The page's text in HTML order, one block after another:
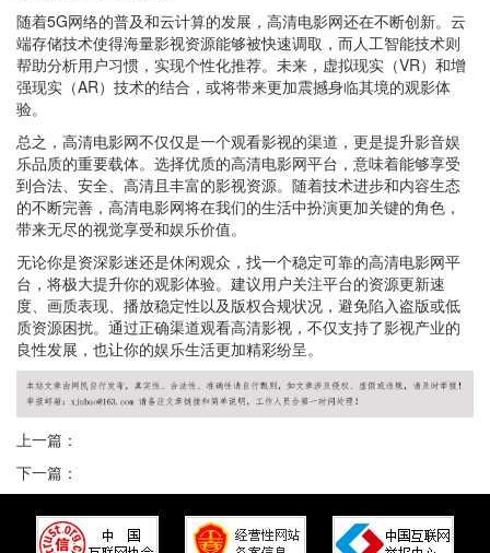
随着5G网络的普及和云计算的发展，高清电影网还在不断创新。云
端存储技术使得海量影视资源能够被快速调取，而人工智能技术则
帮助分析用户习惯，实现个性化推荐。未来，虚拟现实（VR）和增
强现实（AR）技术的结合，或将带来更加震撼身临其境的观影体
验。
总之，高清电影网不仅仅是一个观看影视的渠道，更是提升影音娱
乐品质的重要载体。选择优质的高清电影网平台，意味着能够享受
到合法、安全、高清且丰富的影视资源。随着技术进步和内容生态
的不断完善，高清电影网将在我们的生活中扮演更加关键的角色，
带来无尽的视觉享受和娱乐价值。
无论你是资深影迷还是休闲观众，找一个稳定可靠的高清电影网平
台，将极大提升你的观影体验。建议用户关注平台的资源更新速
度、画质表现、播放稳定性以及版权合规状况，避免陷入盗版或低
质资源困扰。通过正确渠道观看高清影视，不仅支持了影视产业的
良性发展，也让你的娱乐生活更加精彩纷呈。
上一篇：
下一篇：